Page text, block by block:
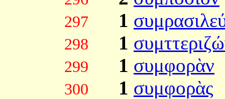
297 1
298 1
299 1 συμφορὰν
300 1 συμφορὰς